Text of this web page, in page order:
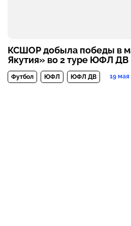
КСШОР добыла победы в
Якутия» во 2 туре ЮФЛ ДВ
Футбол ЮФЛ ЮФЛ ДВ 19 мая